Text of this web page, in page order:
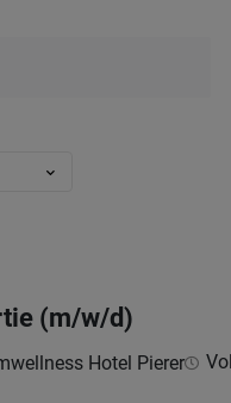
(m/w/d)
Hotel Pierer